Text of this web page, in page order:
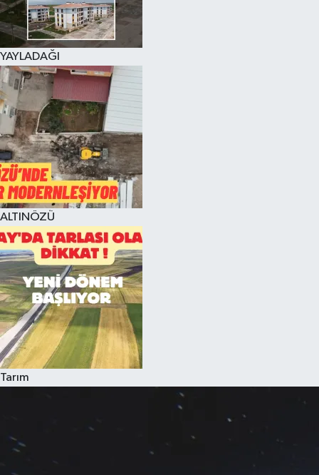
YAYLADAĞI
ALTINÖZÜ
Tarım